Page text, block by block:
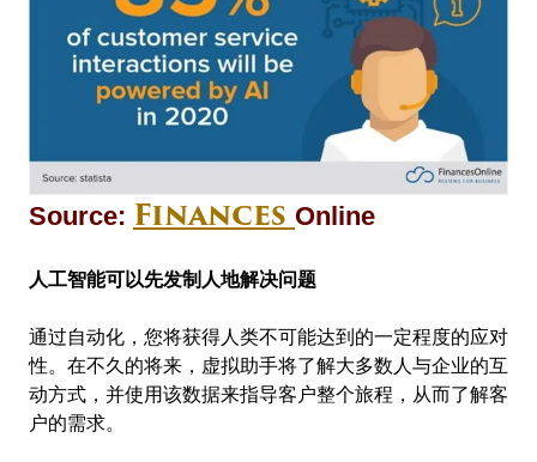
Source: Finances Online
人工智能可以先发制人地解决问题
通过自动化，您将获得人类不可能达到的一定程度的应对
性。在不久的将来，虚拟助手将了解大多数人与企业的互
动方式，并使用该数据来指导客户整个旅程，从而了解客
户的需求。